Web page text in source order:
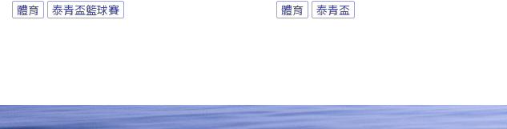
體育 泰青盃籃球賽 體育 泰青盃